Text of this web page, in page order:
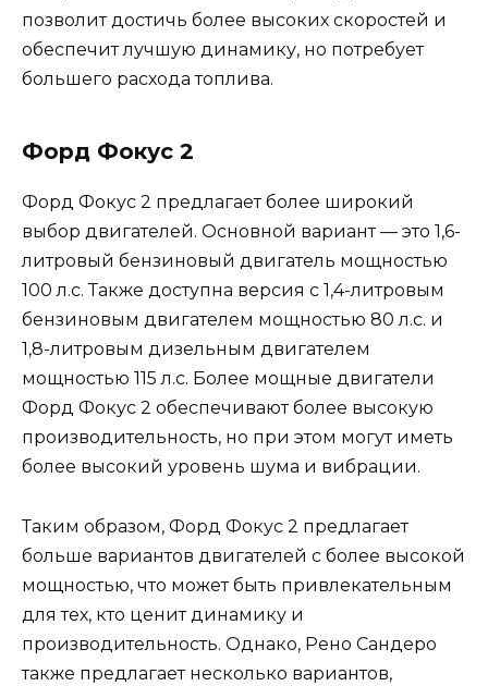
позволит достичь более высоких скоростей и
обеспечит лучшую динамику, но потребует
большего расхода топлива.
Форд Фокус 2
Форд Фокус 2 предлагает более широкий
выбор двигателей. Основной вариант — это 1,6-
литровый бензиновый двигатель мощностью
100 л.с. Также доступна версия с 1,4-литровым
бензиновым двигателем мощностью 80 л.с. и
1,8-литровым дизельным двигателем
мощностью 115 л.с. Более мощные двигатели
Форд Фокус 2 обеспечивают более высокую
производительность, но при этом могут иметь
более высокий уровень шума и вибрации.
Таким образом, Форд Фокус 2 предлагает
больше вариантов двигателей с более высокой
мощностью, что может быть привлекательным
для тех, кто ценит динамику и
производительность. Однако, Рено Сандеро
также предлагает несколько вариантов,